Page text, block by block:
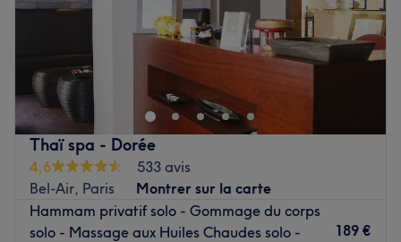
Découvrez Saveurs d’Eaux, votre spa privatif à Vincennes
- 94 - avec bassin de flottaison, lit d’hydromassage et spa
multifonction.
Offrez-vous une expérience de bien-être unique à prix
doux grâce à des soins haut de gamme, y compris des
soins prénatals. Profitez d’équipements de qualité,
sélectionnés par des experts du bien-être. Réservez en
ligne sur Saveurs d’Eaux et vivez un moment de détente
absolue en solo ou en duo.
Thaï spa - Dorée
4,6
533 avis
Bel-Air, Paris
Montrer sur la carte
Hammam privatif solo - Gommage du corps
solo - Massage aux Huiles Chaudes solo -
189 €